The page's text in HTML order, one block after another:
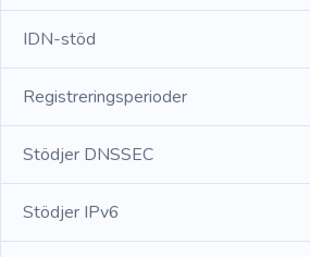
IDN-stöd
Registreringsperioder
Stödjer DNSSEC
Stödjer IPv6